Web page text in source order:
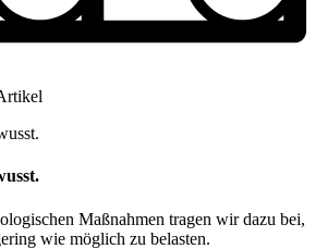
Maßnahmen tragen wir dazu bei,
wie möglich zu belasten.